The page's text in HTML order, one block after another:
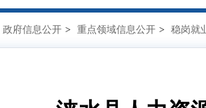
政府信息公开 > 重点领域信息公开 > 稳岗就